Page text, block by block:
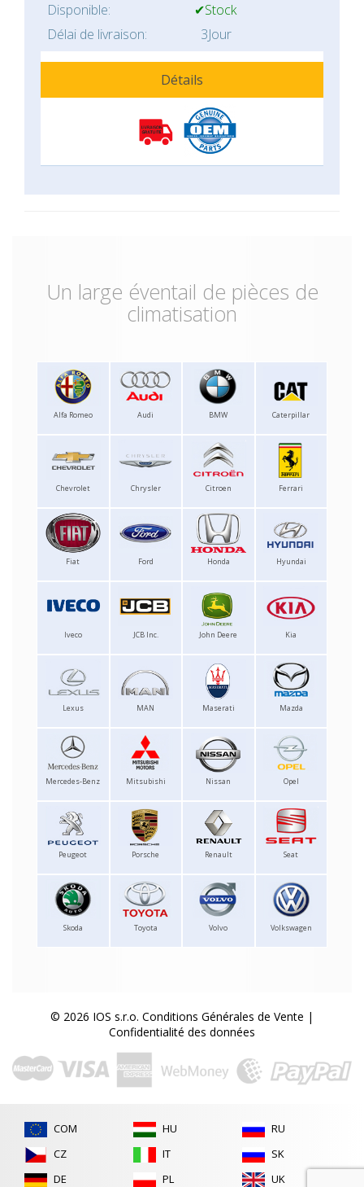
Disponible:
✔Stock
Délai de livraison:
3Jour
Détails
Un large éventail de pièces de
climatisation
Alfa Romeo Audi BMW Caterpillar
Chevrolet Chrysler Citroen Ferrari
Fiat Ford Honda Hyundai
Iveco JCB Inc. John Deere Kia
Lexus MAN Maserati Mazda
Mercedes-Benz Mitsubishi Nissan Opel
Peugeot Porsche Renault Seat
Skoda Toyota Volvo Volkswagen
© 2026 IOS s.r.o. Conditions Générales de Vente |
Confidentialité des données
COM
CZ
DE
HU
IT
PL
RU
SK
UK